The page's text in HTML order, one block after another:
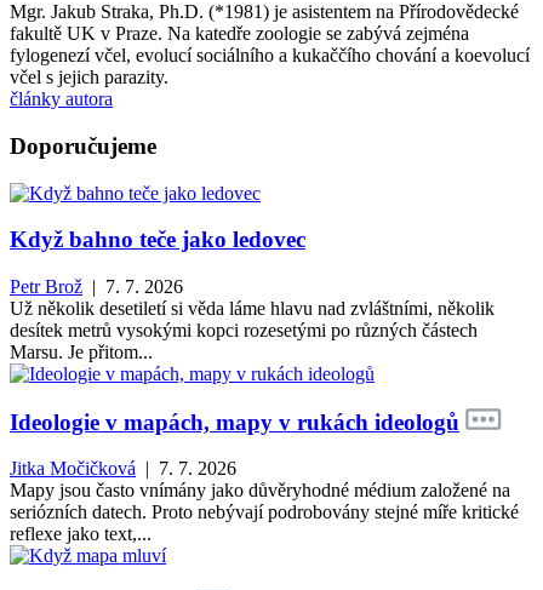
Mgr. Jakub Straka, Ph.D. (*1981) je asistentem na Přírodovědecké
fakultě UK v Praze. Na katedře zoologie se zabývá zejména
fylogenezí včel, evolucí sociálního a kukaččího chování a koevolucí
včel s jejich parazity.
články autora
Doporučujeme
Když bahno teče jako ledovec
Petr Brož | 7. 7. 2026
Už několik desetiletí si věda láme hlavu nad zvláštními, několik
desítek metrů vysokými kopci rozesetými po různých částech
Marsu. Je přitom...
Ideologie v mapách, mapy v rukách ideologů
Jitka Močičková | 7. 7. 2026
Mapy jsou často vnímány jako důvěryhodné médium založené na
seriózních datech. Proto nebývají podrobovány stejné míře kritické
reflexe jako text,...